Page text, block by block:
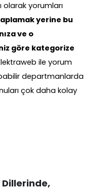
olarak yorumları
yerine bu
ve o
göre kategorize
ile yorum
departmanlarda
çok daha kolay